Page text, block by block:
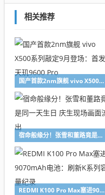
相关推荐
国产首款2nm旗舰 vivo X500系列敲定9月登场：首发天玑9600 Pro
宿命般缘分！张雪和董路竟是同一天生日 庆生现场画面流出
REDMI K100 Pro Max塞进9070mAh电池：刷新K系列容量纪录